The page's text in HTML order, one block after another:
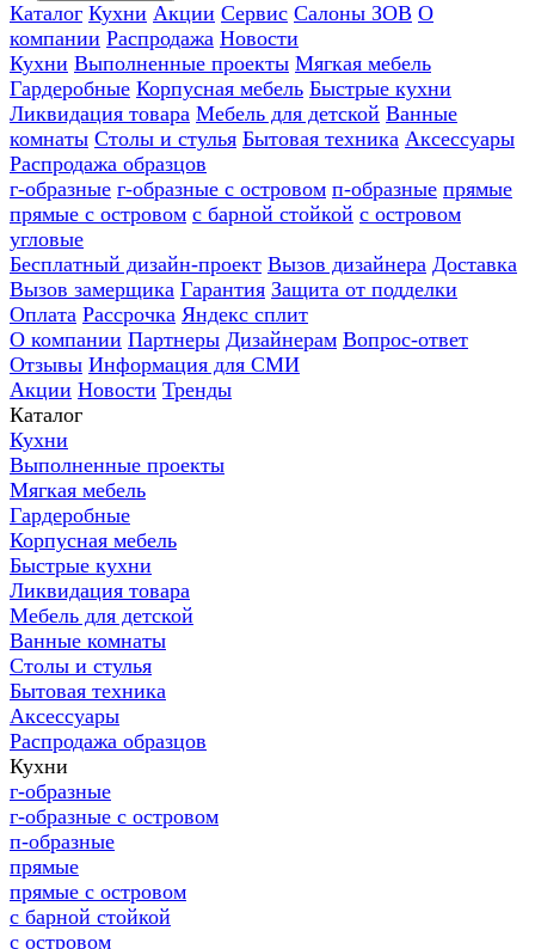
Каталог Кухни Акции Сервис Салоны ЗОВ О
компании Распродажа Новости
Кухни Выполненные проекты Мягкая мебель
Гардеробные Корпусная мебель Быстрые кухни
Ликвидация товара Мебель для детской Ванные
комнаты Столы и стулья Бытовая техника Аксессуары
Распродажа образцов
г-образные г-образные с островом п-образные прямые
прямые с островом с барной стойкой с островом
угловые
Бесплатный дизайн-проект Вызов дизайнера Доставка
Вызов замерщика Гарантия Защита от подделки
Оплата Рассрочка Яндекс сплит
О компании Партнеры Дизайнерам Вопрос-ответ
Отзывы Информация для СМИ
Акции Новости Тренды
Каталог
Кухни
Выполненные проекты
Мягкая мебель
Гардеробные
Корпусная мебель
Быстрые кухни
Ликвидация товара
Мебель для детской
Ванные комнаты
Столы и стулья
Бытовая техника
Аксессуары
Распродажа образцов
Кухни
г-образные
г-образные с островом
п-образные
прямые
прямые с островом
с барной стойкой
с островом